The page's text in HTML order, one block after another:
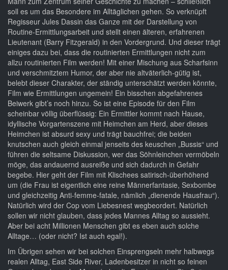
soll es um das Besondere im Alltäglichen gehen. So verknüpft
Regisseur Jules Dassin das Ganze mit der Darstellung von
Routine-Ermittlungsarbeit und stellt einen älteren, erfahrenen
Lieutenant (Barry Fitzgerald) in den Vordergrund. Und dieser trägt
einiges dazu bei, dass die routinierten Ermittlungen nicht zum
allzu routinierten Film werden! Mit einer Mischung aus Scharfsinn
und verschmitztem Humor, der aber nie altväterlich-gütig ist,
belebt dieser Charakter, der ständig unterschätzt werden könnte,
Film wie Ermittlungen ungemein! Ein bisschen abgefahrenes
Beiwerk gibt’s noch hinzu. So ist eine Episode für den Film
scheinbar völlig überflüssig: Ein Ermittler kommt nach Hause,
idyllische Vorgartenszene mit Heimchen am Herd, aber dieses
Heimchen ist absurd sexy und trägt bauchfrei; die beiden
knutschen auch gleich einmal jenseits des keuschen „Bussis“ und
führen die seltsame Diskussion, wer das Söhnleinchen vermöbeln
möge, das andauernd ausreiße und sich dadurch in Gefahr
begebe. Hier geht der Film mit Klischees satirisch-überhöhend
um (die Frau ist eigentlich eine reine Männerfantasie, Sexbombe
und gleichzeitig Anti-femme-fatale, nämlich „dienende Hausfrau“).
Natürlich wird der Cop vom Liebesnest wegbeordert. Natürlich
sollen wir nicht glauben, dass jedes Mannes Alltag so aussieht.
Aber bei acht Millionen Menschen gibt es eben auch solche
Alltage… (oder nicht? Ist auch egal!).
Im Übrigen sehen wir bei solchen Einsprengseln mehr halbwegs
realen Alltag, East Side River, Ladenbesitzer in nicht so feinen